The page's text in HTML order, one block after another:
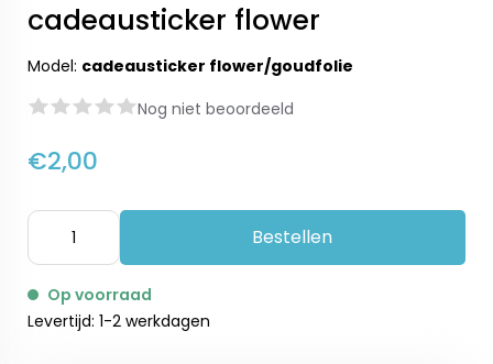
cadeausticker flower
Model: cadeausticker flower/goudfolie
Nog niet beoordeeld
€2,00
Bestellen
Op voorraad
Levertijd: 1-2 werkdagen